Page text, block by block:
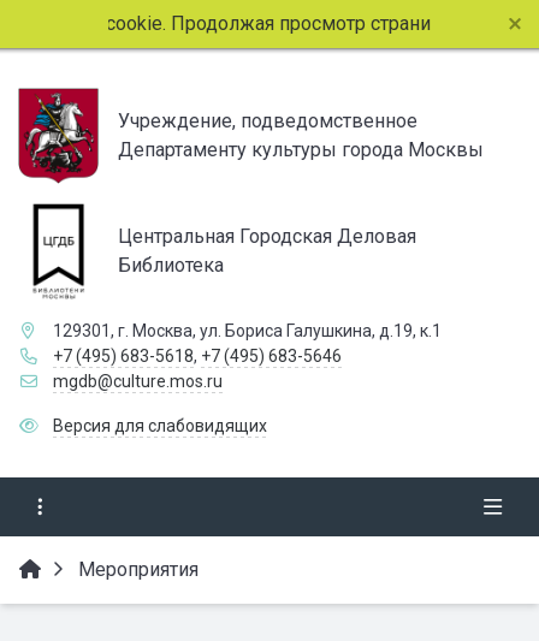
cookie. Продолжая просмотр страниц сайта, вы
Учреждение, подведомственное
Департаменту культуры города Москвы
Центральная Городская Деловая
Библиотека
129301, г. Москва, ул. Бориса Галушкина, д.19, к.1
+7 (495) 683-5618, +7 (495) 683-5646
mgdb@culture.mos.ru
Версия для слабовидящих
Мероприятия